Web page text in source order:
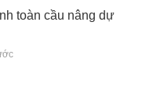
toàn cầu nâng dự